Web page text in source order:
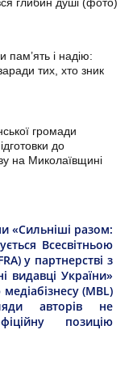
пам’ять і надію:
тих, хто зник
громади
до
на Миколаївщині
«Сильніші разом:
Всесвітньою
у партнерстві з
видавці України»
(MBL)
авторів не
позицію